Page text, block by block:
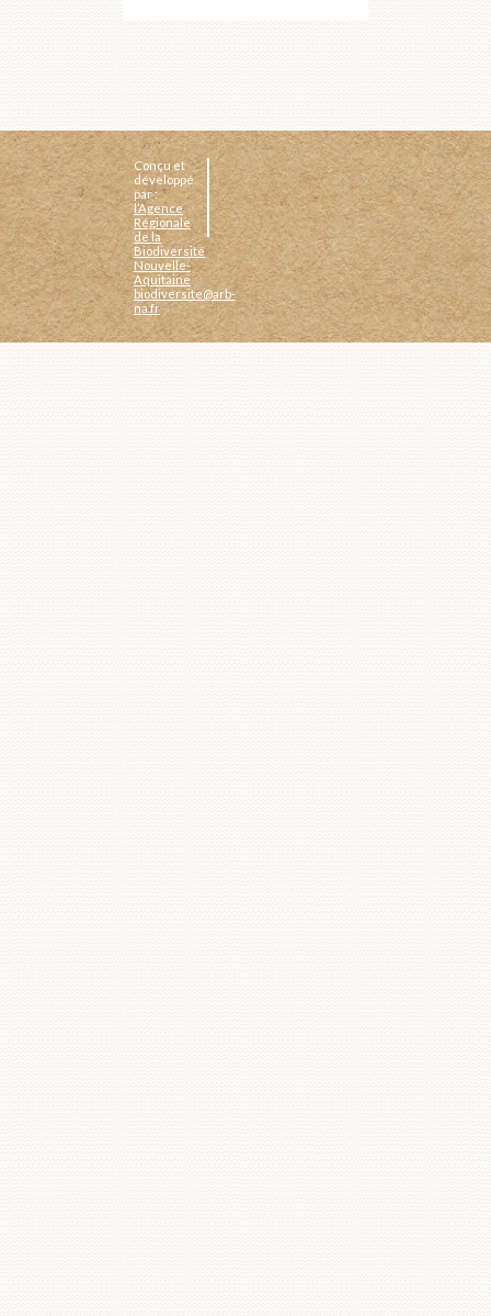
Conçu et
développé
par :
l’Agence
Régionale
de la
Biodiversité
Nouvelle-
Aquitaine
biodiversite@arb-
na.fr